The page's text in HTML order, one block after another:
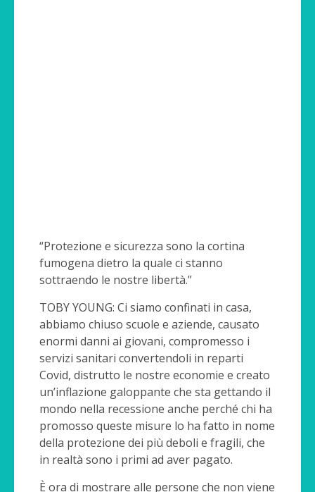
“Protezione e sicurezza sono la cortina
fumogena dietro la quale ci stanno
sottraendo le nostre libertà.”
TOBY YOUNG: Ci siamo confinati in casa,
abbiamo chiuso scuole e aziende, causato
enormi danni ai giovani, compromesso i
servizi sanitari convertendoli in reparti
Covid, distrutto le nostre economie e creato
un’inflazione galoppante che sta gettando il
mondo nella recessione anche perché chi ha
promosso queste misure lo ha fatto in nome
della protezione dei più deboli e fragili, che
in realtà sono i primi ad aver pagato.
È ora di mostrare alle persone che non viene